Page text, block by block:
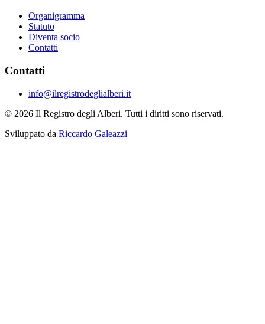
Organigramma
Statuto
Diventa socio
Contatti
Contatti
info@ilregistrodeglialberi.it
© 2026 Il Registro degli Alberi. Tutti i diritti sono riservati.
Sviluppato da Riccardo Galeazzi